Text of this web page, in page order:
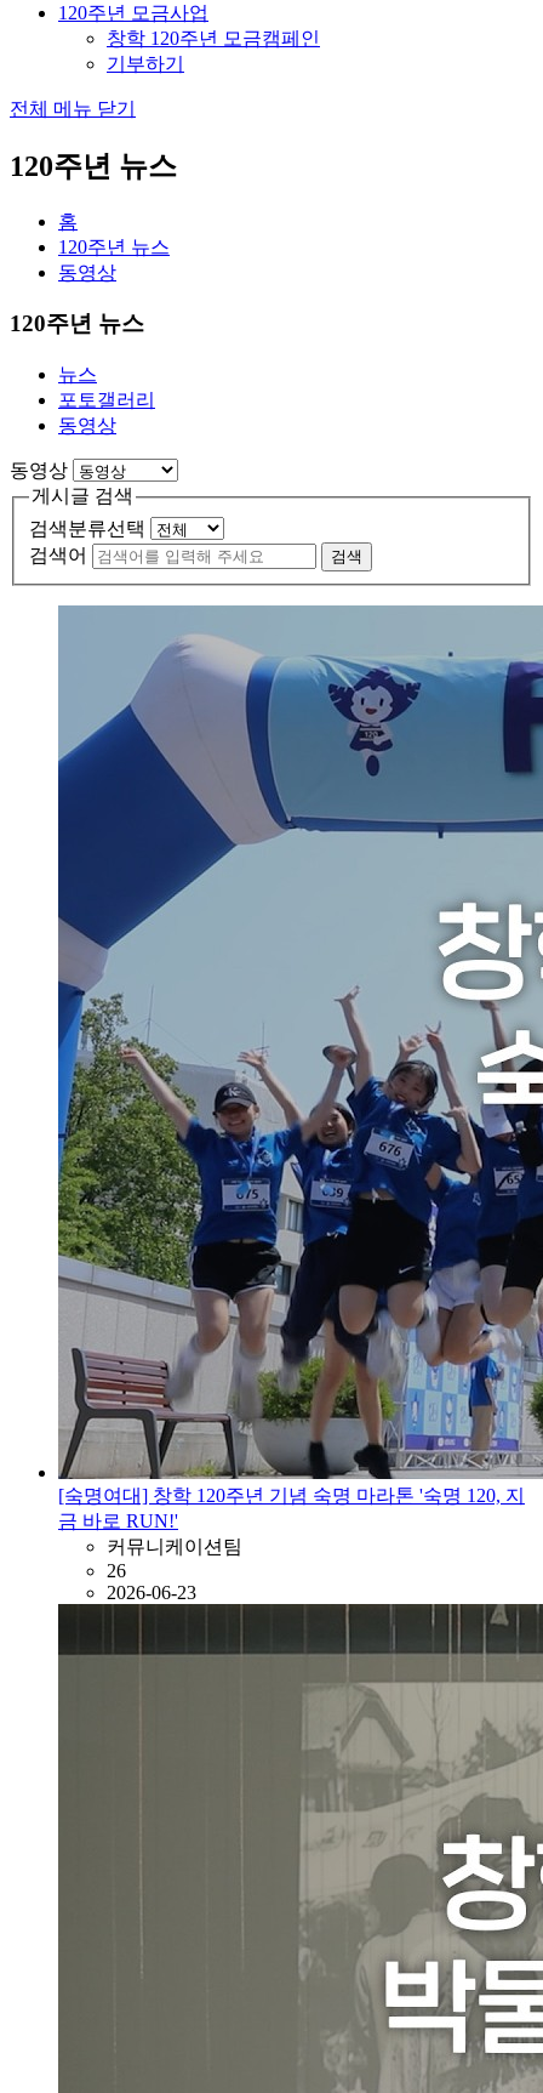
120주년 모금사업
창학 120주년 모금캠페인
기부하기
전체 메뉴 닫기
120주년 뉴스
홈
120주년 뉴스
동영상
120주년 뉴스
뉴스
포토갤러리
동영상
동영상
게시글 검색
검색분류선택
검색어
검색
[숙명여대] 창학 120주년 기념 숙명 마라톤 '숙명 120, 지
금 바로 RUN!'
커뮤니케이션팀
26
2026-06-23